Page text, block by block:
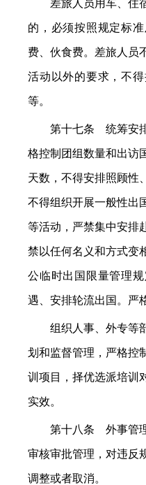
差旅人员用车、住宿
的，必须按照规定标
费、伙食费。差旅人员
活动以外的要求，不
等。
第十七条 统筹安排
格控制团组数量和出访
天数，不得安排照顾性
不得组织开展一般性出
等活动，严禁集中安排
禁以任何名义和方式变
公临时出国限量管理
遇、安排轮流出国。严
组织人事、外专等部
划和监督管理，严格控
训项目，择优选派培训
实效。
第十八条 外事管理
审核审批管理，对违反
调整或者取消。